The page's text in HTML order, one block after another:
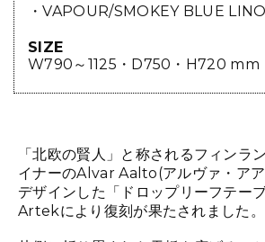
・VAPOUR/SMOKEY BLUE
SIZE
W790～1125・D750・H720 mm
「北欧の賢人」と称されるフィンラ
イナーのAlvar Aalto(アルヴァ・ア
デザインした「ドロップリーフテー
Artekにより復刻が果たされました。